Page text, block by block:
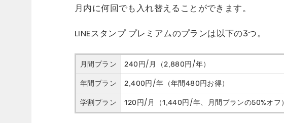
月内に何回でも入れ替えることができます。
LINEスタンプ プレミアムのプランは以下の3つ。
月間プラン
240円/月（2,880円/年）
年間プラン
2,400円/年（年間480円お得）
学割プラン
120円/月（1,440円/年、月間プランの50%オフ）